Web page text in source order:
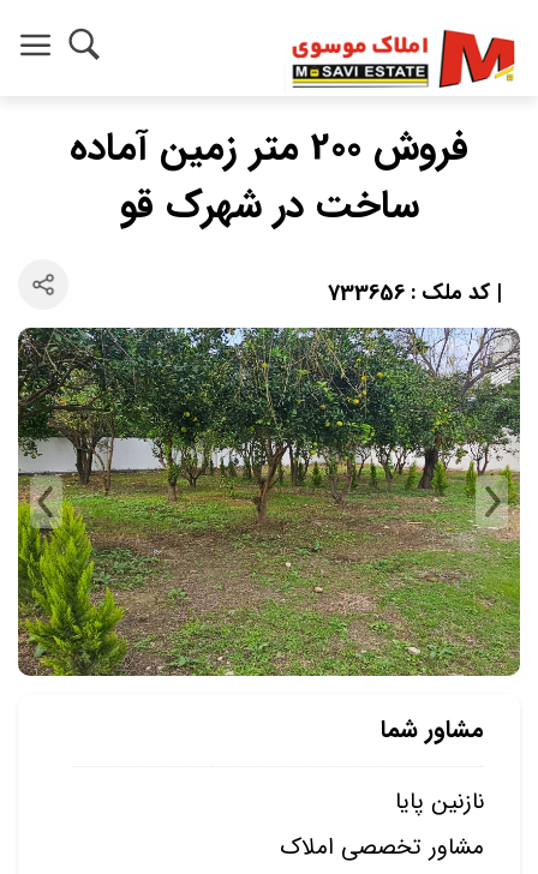
فروش 200 متر زمین آماده
ساخت در شهرک قو
| کد ملک : 733656
مشاور شما
نازنین پایا
مشاور تخصصی املاک